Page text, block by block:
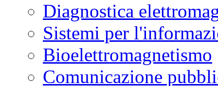
Diagnostica
Sistemi per
Bioelettromagnetismo
Comunicazione